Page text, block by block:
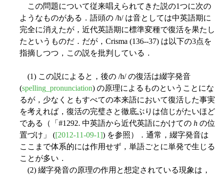
この問題について従来唱えられてきた説の1つに次の
ようなものがある．語頭の /h/ は音としては中英語期に
完全に消えたが，近代英語期に標準変種で復活を果たし
たというものだ．だが，Crisma (136--37) は以下の3点を
指摘しつつ，この説を批判している．
(1) この説によると，後の /h/ の復活は綴字発音
(spelling_pronunciation) の原理によるものということにな
るが，少なくともすべての本来語において復活した事実
を考えれば，復活の完璧さと徹底ぶりは信じがたいほど
である（「#1292. 中英語から近代英語にかけての h の位
置づけ」 ([2012-11-09-1]) を参照）．通常，綴字発音は
ここまで体系的には作用せず，単語ごとに単発で生じる
ことが多い．
(2) 綴字発音の原理の作用と想定されている現象は，